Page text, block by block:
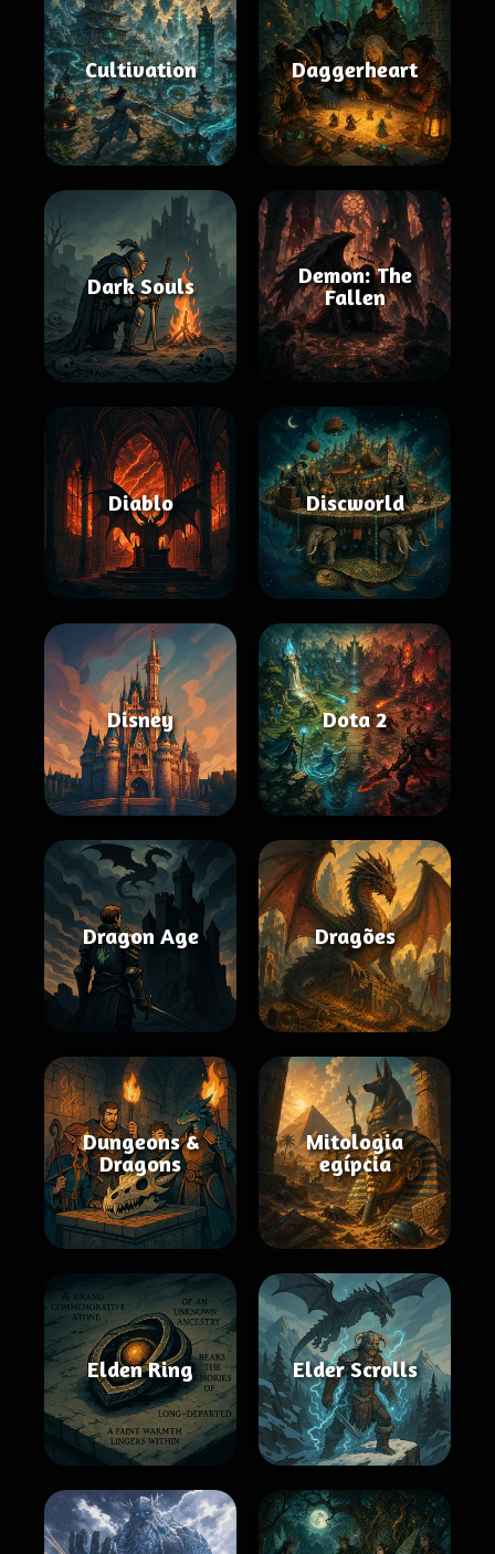
Cultivation Daggerheart
Dark Souls
Demon: The
Fallen
Diablo Discworld
Disney Dota 2
Dragon Age Dragões
Dungeons &
Dragons
Mitologia
egípcia
Elden Ring Elder Scrolls